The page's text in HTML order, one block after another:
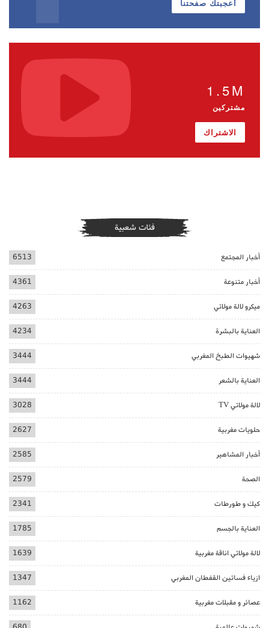
أعجبتك صفحتنا
1.5M
مشتركين
الاشتراك
فئات شعبية
أخبار المجتمع 6513
أخبار متنوعة 4361
ميكرو لالة مولاتي 4263
العناية بالبشرة 4234
شهيوات الطبخ المغربي 3444
العناية بالشعر 3444
لالة مولاتي TV 3028
حلويات مغربية 2627
أخبار المشاهير 2585
الصحة 2579
كيك و طورطات 2341
العناية بالجسم 1785
لالة مولاتي اناقة مغربية 1639
ازياء فساتين القفطان المغربي 1347
عصائر و مقبلات مغربية 1162